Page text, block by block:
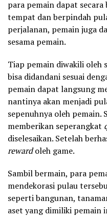
para pemain dapat
tempat dan berpindah
perjalanan, pemain juga
sesama pemain.
Tiap pemain diwakili oleh
bisa didandani sesuai
pemain dapat langsung
nantinya akan menjadi
sepenuhnya oleh pemain.
memberikan seperangkat
diselesaikan. Setelah
rewardoleh game.
Sambil bermain, para
mendekorasi pulau
seperti bangunan,
aset yang dimiliki pemain